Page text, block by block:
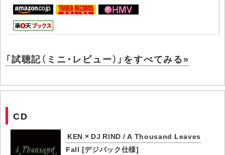
「試聴記（ミニ・レビュー）」をすべてみる»
CD
KEN × DJ RIND / A Thousand Leaves
Fall [デジパック仕様]